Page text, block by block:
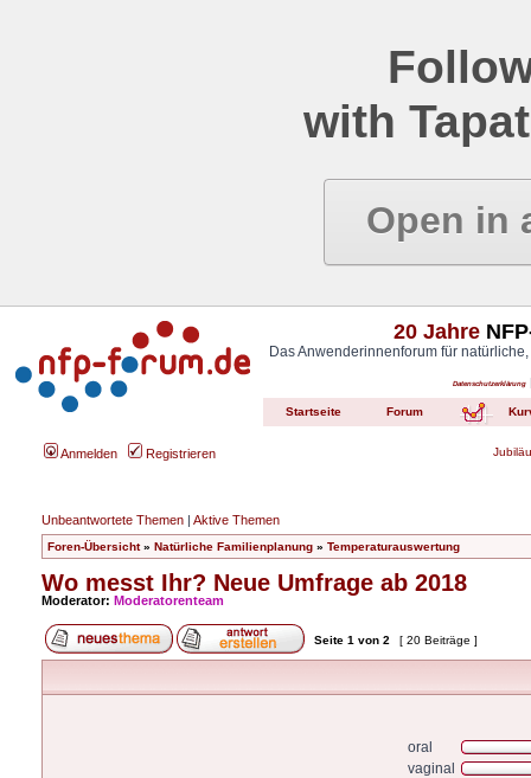
with
Open in
20 Jahre
Das Anwenderinnenforum für
Datenschutzerklärung
Startseite Forum
Anmelden Registrieren
Unbeantwortete Themen | Aktive Themen
Foren-Übersicht» Natürliche Familienplanung » Temperaturauswertung
Wo messt Ihr? Neue Umfrage ab 2018
Moderator: Moderatorenteam
Seite 1 von 2 [ 20 Beiträge ]
oral
vaginal